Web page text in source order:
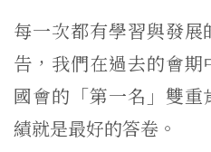
每一次都有學習與發
告，我們在過去的會
國會的「第一名」雙
績就是最好的答卷。